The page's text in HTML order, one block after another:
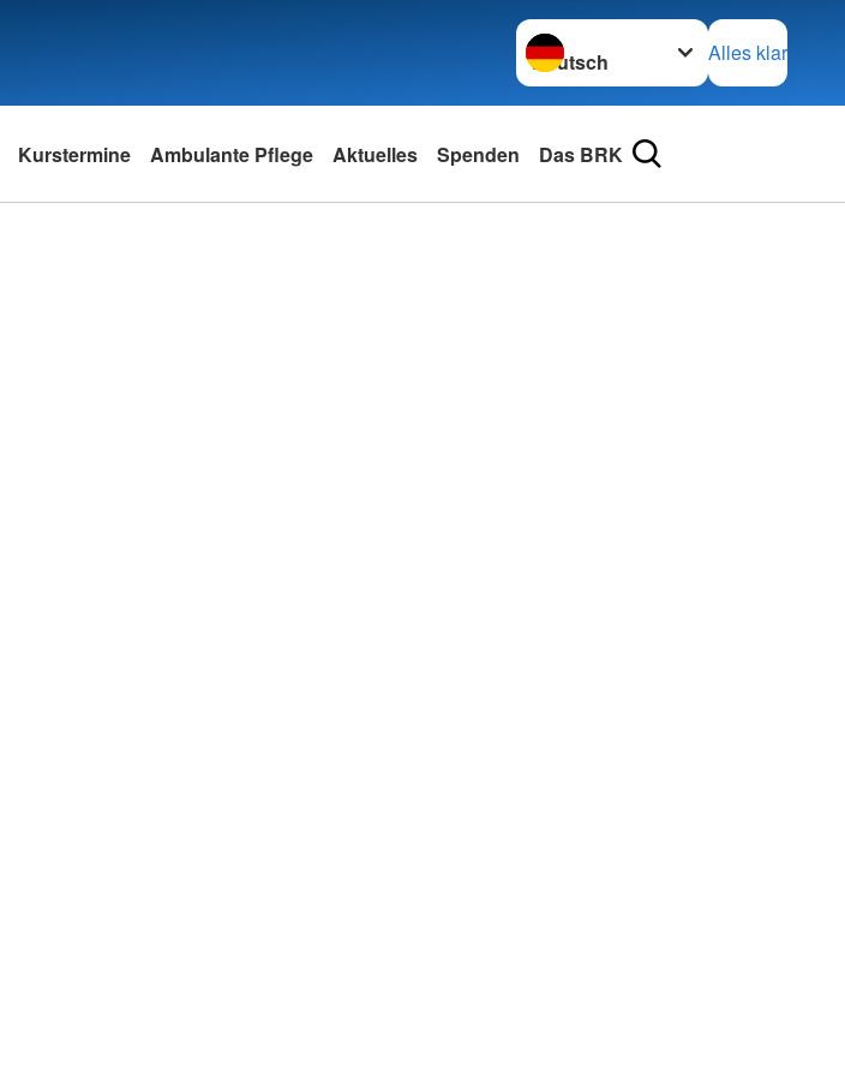
Sprache wechseln zu
Alles klar
Kurstermine Ambulante Pflege Aktuelles Spenden Das BRK